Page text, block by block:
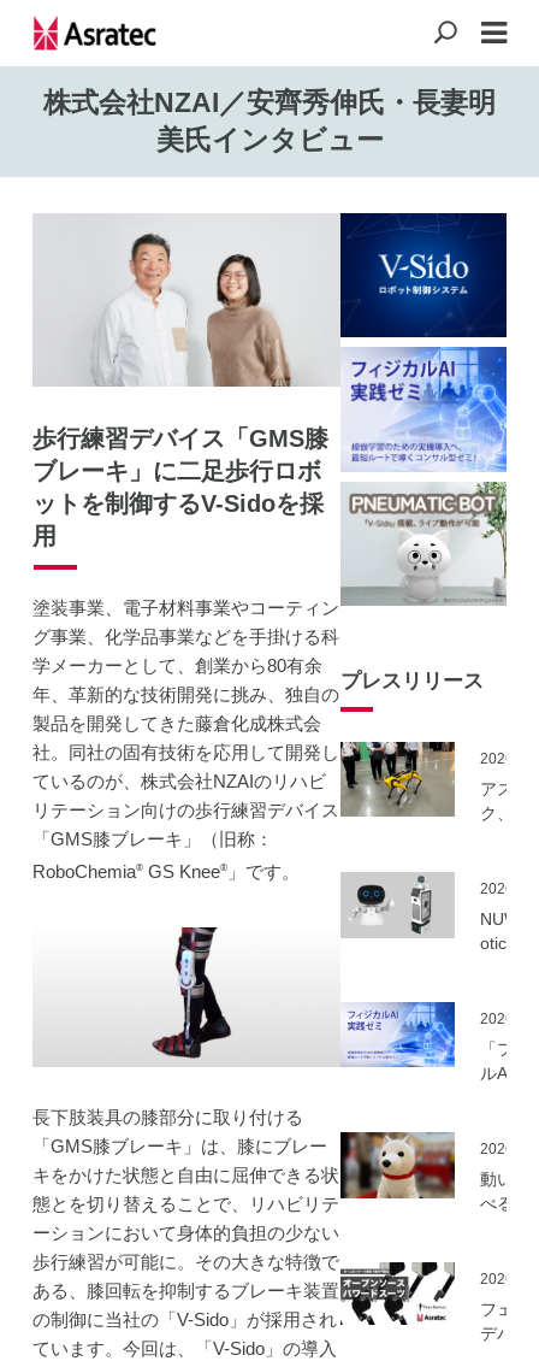
株式会社NZAI／安齊秀伸氏・長妻明
美氏インタビュー
歩行練習デバイス「GMS膝
ブレーキ」に二足歩行ロボ
ットを制御するV-Sidoを採
用
塗装事業、電子材料事業やコーティン
グ事業、化学品事業などを手掛ける科
学メーカーとして、創業から80有余
年、革新的な技術開発に挑み、独自の
製品を開発してきた藤倉化成株式会
社。同社の固有技術を応用して開発し
ているのが、株式会社NZAIのリハビ
リテーション向けの歩行練習デバイス
「GMS膝ブレーキ」（旧称：
RoboChemia®GS Knee®」です。
長下肢装具の膝部分に取り付ける
「GMS膝ブレーキ」は、膝にブレー
キをかけた状態と自由に屈伸できる状
態とを切り替えることで、リハビリテ
ーションにおいて身体的負担の少ない
歩行練習が可能に。その大きな特徴で
ある、膝回転を抑制するブレーキ装置
の制御に当社の「V-Sido」が採用され
ています。今回は、「V-Sido」の導入
プレスリリース
アスラ
ク、
を活用
建設向
ボット
実施
NUWA
otics社
いを開
「フィ
ルAI実
動いて
べる「
ロボッ
（バル
ロボッ
ト）」
フェア
デバイ